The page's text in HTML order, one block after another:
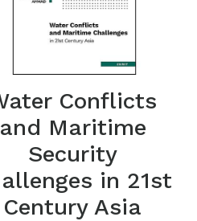
Conflicts
Maritime
Security
in 21st
Century Asia